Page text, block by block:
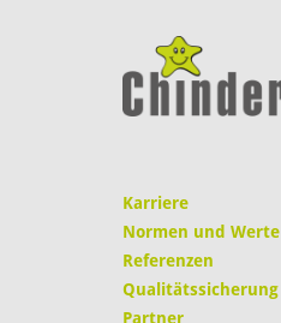
Karriere
Normen und Werte
Referenzen
Qualitätssicherung
Partner